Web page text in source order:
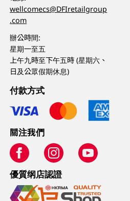
wellcomecs@DFIretailgroup
.com
辦公時間:
星期一至五
上午九時至下午五時 (星期六、
日及公眾假期休息)
付款方式
關注我們
優質纲店認證